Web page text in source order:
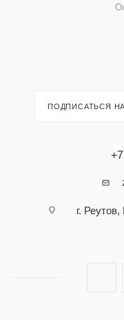
ПОДПИСАТЬСЯ
г.